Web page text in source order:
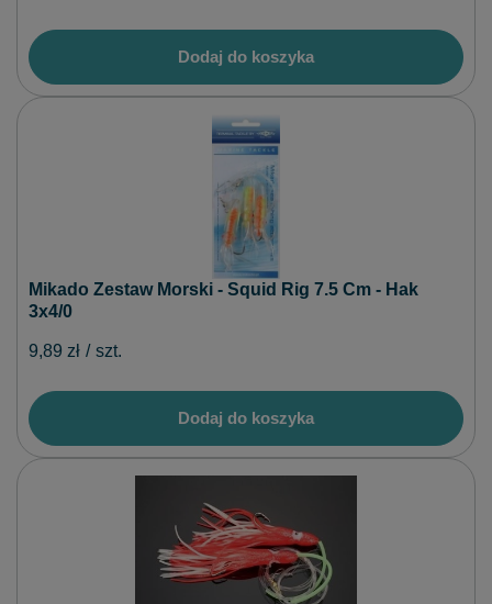
Dodaj do koszyka
Mikado Zestaw Morski - Squid Rig 7.5 Cm - Hak
3x4/0
9,89 zł / szt.
Dodaj do koszyka